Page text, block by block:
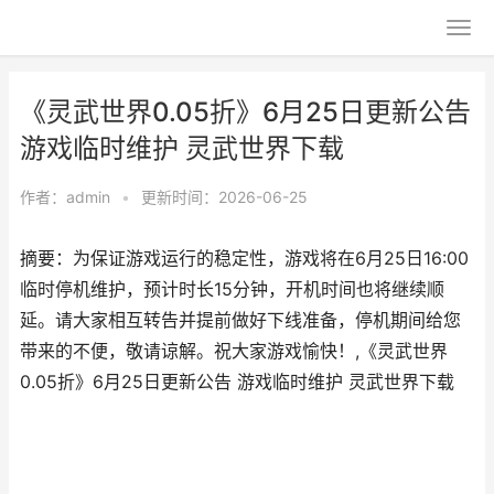
《灵武世界0.05折》6月25日更新公告
游戏临时维护 灵武世界下载
作者： admin • 更新时间：2026-06-25
摘要：为保证游戏运行的稳定性，游戏将在6月25日16:00
临时停机维护，预计时长15分钟，开机时间也将继续顺
延。请大家相互转告并提前做好下线准备，停机期间给您
带来的不便，敬请谅解。祝大家游戏愉快！,《灵武世界
0.05折》6月25日更新公告 游戏临时维护 灵武世界下载